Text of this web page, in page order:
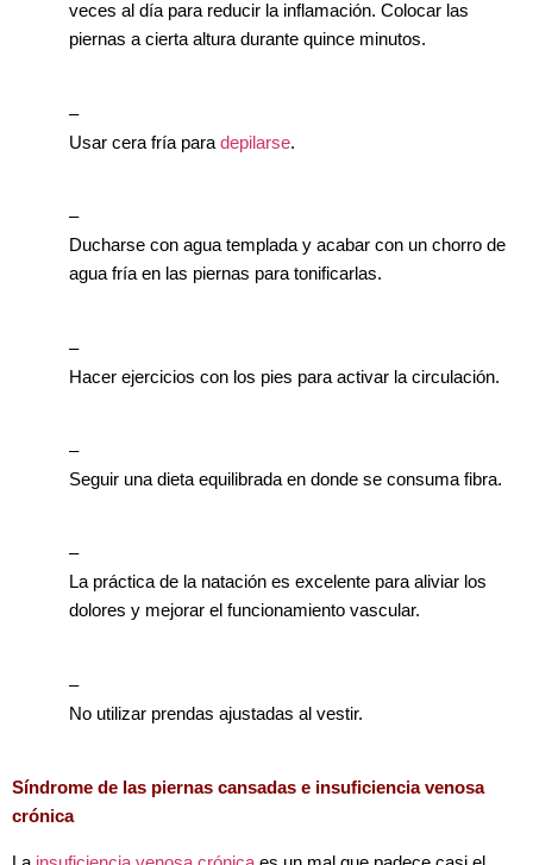
veces al día para reducir la inflamación. Colocar las
piernas a cierta altura durante quince minutos.
–
Usar cera fría para depilarse.
–
Ducharse con agua templada y acabar con un chorro de
agua fría en las piernas para tonificarlas.
–
Hacer ejercicios con los pies para activar la circulación.
–
Seguir una dieta equilibrada en donde se consuma fibra.
–
La práctica de la natación es excelente para aliviar los
dolores y mejorar el funcionamiento vascular.
–
No utilizar prendas ajustadas al vestir.
Síndrome de las piernas cansadas e insuficiencia venosa
crónica